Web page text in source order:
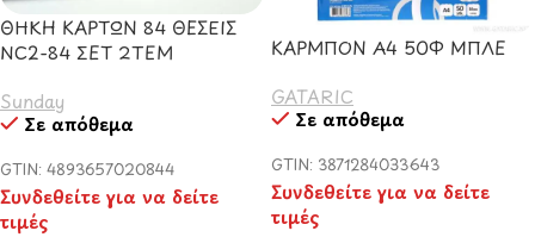
ΘΗΚΗ ΚΑΡΤΩΝ 84 ΘΕΣΕΙΣ
NC2-84 ΣΕΤ 2TEM
Sunday
Σε απόθεμα
GTIN: 4893657020844
Συνδεθείτε για να δείτε
τιμές
ΚΑΡΜΠΟΝ Α4 50Φ ΜΠΛΕ
GATARIC
Σε απόθεμα
GTIN: 3871284033643
Συνδεθείτε για να δείτε
τιμές